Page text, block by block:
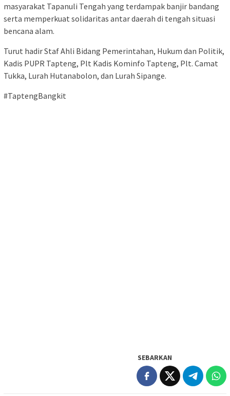
masyarakat Tapanuli Tengah yang terdampak banjir bandang
serta memperkuat solidaritas antar daerah di tengah situasi
bencana alam.
Turut hadir Staf Ahli Bidang Pemerintahan, Hukum dan Politik,
Kadis PUPR Tapteng, Plt Kadis Kominfo Tapteng, Plt. Camat
Tukka, Lurah Hutanabolon, dan Lurah Sipange.
#TaptengBangkit
SEBARKAN